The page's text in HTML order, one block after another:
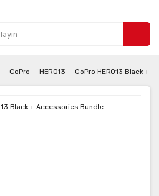
GoPro HERO13 GoPro HERO13 Black +